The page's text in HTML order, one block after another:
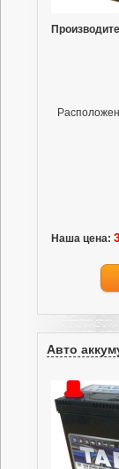
Наша цена:
Авто